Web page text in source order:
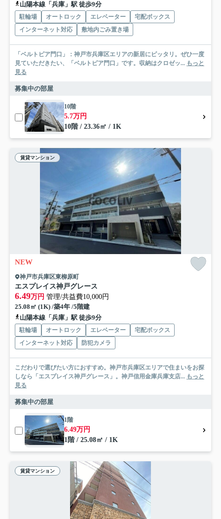
山陽本線「兵庫」駅 徒歩9分
駐輪場 オートロック エレベーター
宅配ボックス
インターネット対応
敷地内ごみ置き場
「ベルトピア門口」：神戸市兵庫区エリアの新居にピッタリ。ぜひ一度
見ていただきたい、「ベルトピア門口」です。収納はクロゼッ... もっと
見る
募集中の部屋
10階
5.7万円
10階 / 23.36㎡ / 1K
賃貸マンション
NEW
神戸市兵庫区東柳原町
エスプレイス神戸グレース
6.49万円 管理/共益費10,000円
25.08㎡ (1K) /築4年 /5階建
山陽本線「兵庫」駅 徒歩9分
駐輪場 オートロック エレベーター
宅配ボックス
インターネット対応
防犯カメラ
こだわりで選びたい方におすすめ。神戸市兵庫区エリアで住まいをお探
しなら「エスプレイス神戸グレース」。神戸信用金庫兵庫支店... もっと
見る
募集中の部屋
1階
6.49万円
1階 / 25.08㎡ / 1K
賃貸マンション